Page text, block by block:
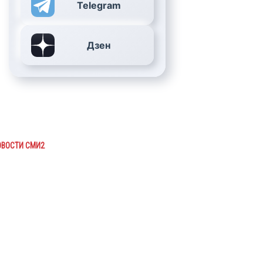
Telegram
Дзен
СМИ2